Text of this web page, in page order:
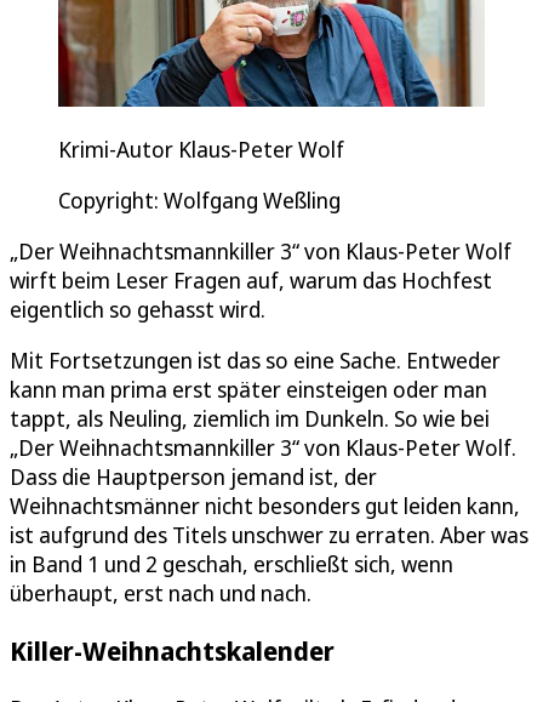
Krimi-Autor Klaus-Peter Wolf
Copyright: Wolfgang Weßling
„Der Weihnachtsmannkiller 3“ von Klaus-Peter Wolf
wirft beim Leser Fragen auf, warum das Hochfest
eigentlich so gehasst wird.
Mit Fortsetzungen ist das so eine Sache. Entweder
kann man prima erst später einsteigen oder man
tappt, als Neuling, ziemlich im Dunkeln. So wie bei
„Der Weihnachtsmannkiller 3“ von Klaus-Peter Wolf.
Dass die Hauptperson jemand ist, der
Weihnachtsmänner nicht besonders gut leiden kann,
ist aufgrund des Titels unschwer zu erraten. Aber was
in Band 1 und 2 geschah, erschließt sich, wenn
überhaupt, erst nach und nach.
Killer-Weihnachtskalender